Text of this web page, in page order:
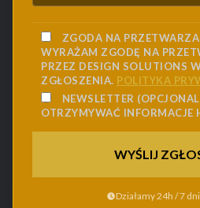
ZGODA NA
WYRAŻAM ZGODĘ NA
PRZEZ DESIGN SOLUTIONS
ZGŁOSZENIA. POLITYKA
NEWSLETTER
OTRZYMYWAĆ INFORMACJE
Działamy 24h / 7